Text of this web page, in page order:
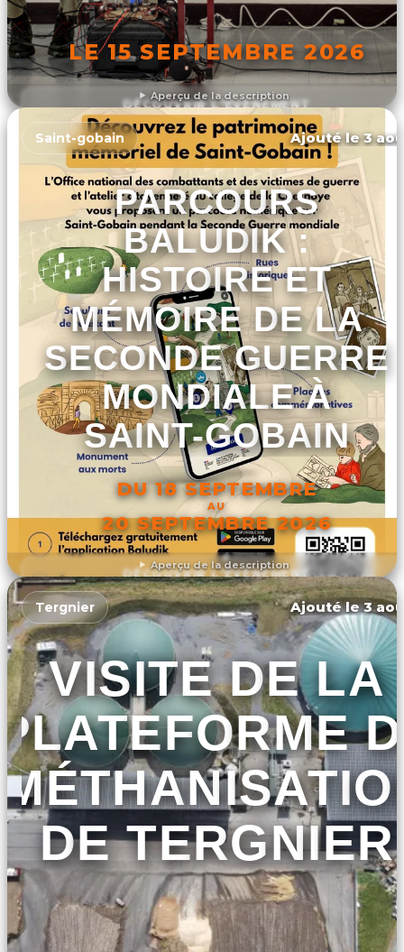
Aperçu de la description
LE 15 SEPTEMBRE 2026
DÉCOUVRIR L'ÉVÉNEMENT
Aperçu de la description
Saint-gobain Ajouté le 3
PARCOURS
BALUDIK :
HISTOIRE ET
MÉMOIRE DE LA
SECONDE GUERRE
MONDIALE À
SAINT-GOBAIN
DU 18 SEPTEMBRE
AU
20 SEPTEMBRE 2026
DÉCOUVRIR L'ÉVÉNEMENT
Tergnier Ajouté le 3
VISITE DE LA
DE TERGNIER